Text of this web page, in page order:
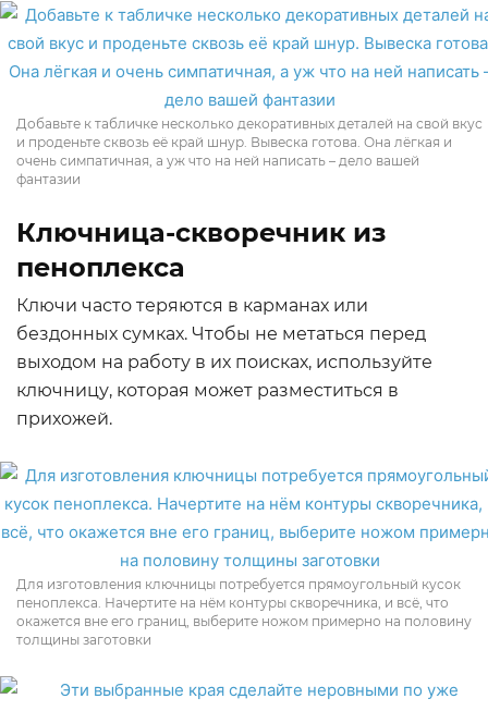
Добавьте к табличке несколько декоративных деталей на свой вкус
и проденьте сквозь её край шнур. Вывеска готова. Она лёгкая и
очень симпатичная, а уж что на ней написать – дело вашей
фантазии
Ключница-скворечник из
пеноплекса
Ключи часто теряются в карманах или
бездонных сумках. Чтобы не метаться перед
выходом на работу в их поисках, используйте
ключницу, которая может разместиться в
прихожей.
Для изготовления ключницы потребуется прямоугольный кусок
пеноплекса. Начертите на нём контуры скворечника, и всё, что
окажется вне его границ, выберите ножом примерно на половину
толщины заготовки